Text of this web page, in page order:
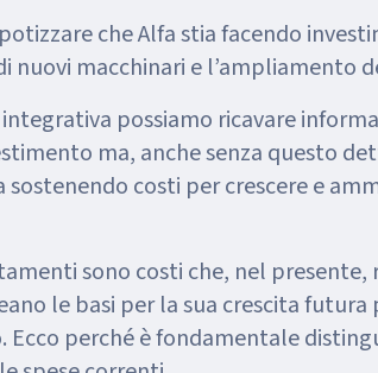
che Alfa stia facendo
nuovi macchinari e l’ampliamento
possiamo ricavare
ma, anche senza questo
sostenendo costi per crescere e
sono costi che, nel presente,
le basi per la sua crescita futura
Ecco perché è fondamentale